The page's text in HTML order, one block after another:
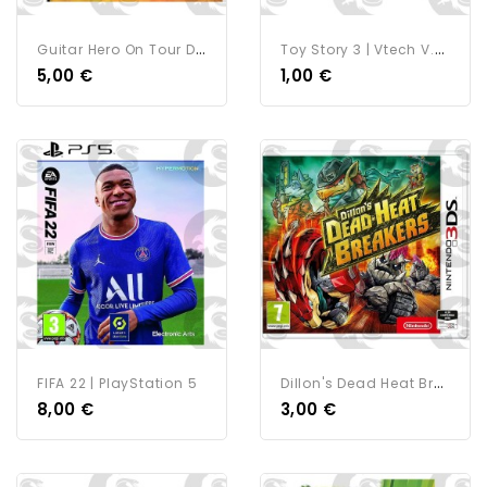
G
Uitar Hero On Tour Decades...
5,00 €
T
Oy Story 3 | Vtech V.Smile...
1,00 €
FIFA 22 | PlayStation 5
8,00 €
D
Illon's Dead Heat Breakers...
3,00 €